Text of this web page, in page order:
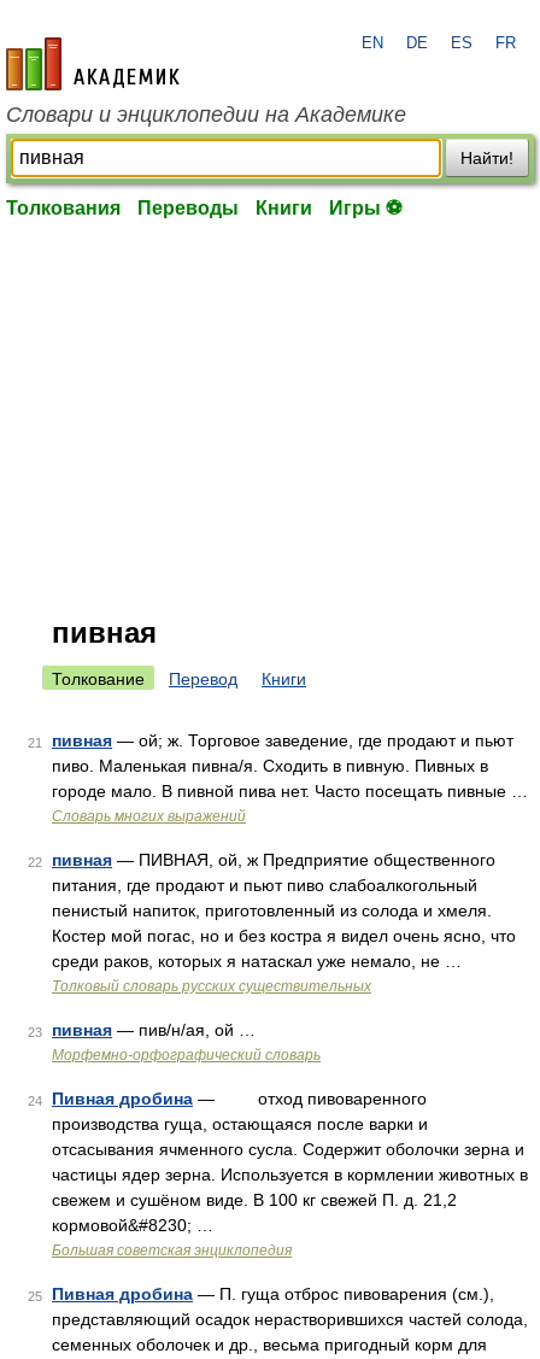
academic.ru
EN DE ES FR
Словари и энциклопедии на Академике
Найти!
Толкования Переводы Книги Игры ⚽
пивная
Толкование Перевод Книги
21 пивная — ой; ж. Торговое заведение, где продают и пьют
пиво. Маленькая пивна/я. Сходить в пивную. Пивных в
городе мало. В пивной пива нет. Часто посещать пивные …
Словарь многих выражений
22 пивная — ПИВНАЯ, ой, ж Предприятие общественного
питания, где продают и пьют пиво слабоалкогольный
пенистый напиток, приготовленный из солода и хмеля.
Костер мой погас, но и без костра я видел очень ясно, что
среди раков, которых я натаскал уже немало, не …
Толковый словарь русских существительных
23 пивная — пив/н/ая, ой …
Морфемно-орфографический словарь
24 Пивная дробина — отход пивоваренного
производства гуща, остающаяся после варки и
отсасывания ячменного сусла. Содержит оболочки зерна и
частицы ядер зерна. Используется в кормлении животных в
свежем и сушёном виде. В 100 кг свежей П. д. 21,2
кормовой&#8230; …
Большая советская энциклопедия
25 Пивная дробина — П. гуща отброс пивоварения (см.),
представляющий осадок нерастворившихся частей солода,
семенных оболочек и др., весьма пригодный корм для